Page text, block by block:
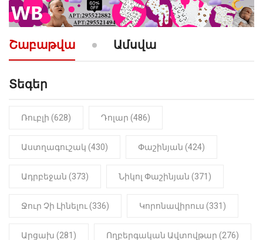
ՔԱՂԱՔԱԿԱՆ 10:52
«Լեզվիդ տալու փոխարեն
արտաբերիր այս երկու
նախադասությունը»․ Իշխան
Նիկոլ Փաշինյան
ԻՐԱԴԱՐՁԱՅԻՆ 22:01
մանկապղծության համար
մարմինը
Շաբաթվա Ամսվա
Տեգեր
Ռուբլի (628) Դոլար (486)
Աստղագուշակ (430) Փաշինյան (424)
Ադրբեջան (373) Նիկոլ Փաշինյան (371)
Ջուր Չի Լինելու (336) Կորոնավիրուս (331)
Արցախ (281) Ողբերգական Ավտովթար (276)